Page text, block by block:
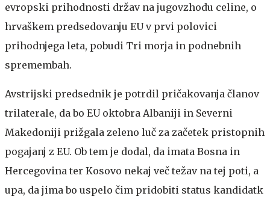
evropski prihodnosti držav na jugovzhodu celine, o
hrvaškem predsedovanju EU v prvi polovici
prihodnjega leta, pobudi Tri morja in podnebnih
spremembah.
Avstrijski predsednik je potrdil pričakovanja članov
trilaterale, da bo EU oktobra Albaniji in Severni
Makedoniji prižgala zeleno luč za začetek pristopnih
pogajanj z EU. Ob tem je dodal, da imata Bosna in
Hercegovina ter Kosovo nekaj več težav na tej poti, a
upa, da jima bo uspelo čim pridobiti status kandidatk